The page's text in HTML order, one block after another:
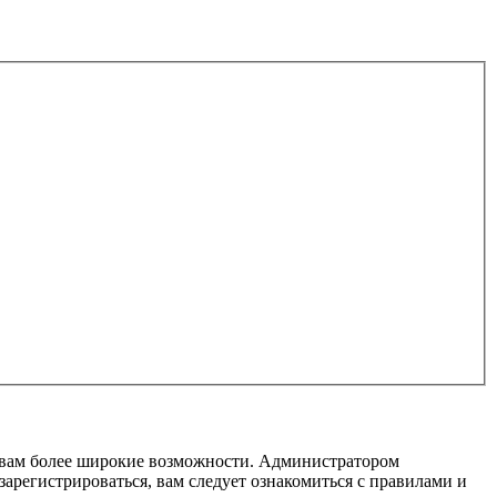
более широкие возможности. Администратором
вам следует ознакомиться с правилами и